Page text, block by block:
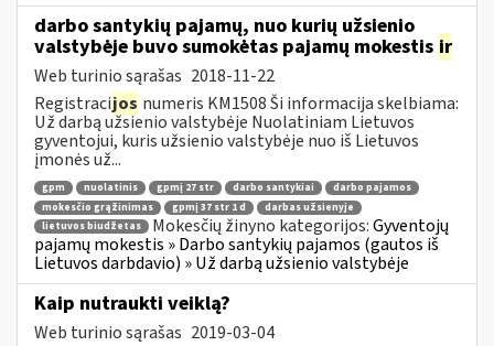
darbo santykių pajamų, nuo kurių užsienio
valstybėje buvo sumokėtas pajamų mokestis ir
Web turinio sąrašas 2018-11-22
Registracijos numeris KM1508 Ši informacija skelbiama:
Už darbą užsienio valstybėje Nuolatiniam Lietuvos
gyventojui, kuris užsienio valstybėje nuo iš Lietuvos
įmonės už...
gpm nuolatinis gpmį 27 str darbo santykiai
darbo pajamos
mokesčio grąžinimas
gpmį 37 str 1 d
darbas užsienyje
lietuvos biudžetas
Mokesčių žinyno kategorijos:Gyventojų
pajamų mokestis » Darbo santykių pajamos (gautos iš
Lietuvos darbdavio) » Už darbą užsienio valstybėje
Kaip nutraukti veiklą?
Web turinio sąrašas 2019-03-04